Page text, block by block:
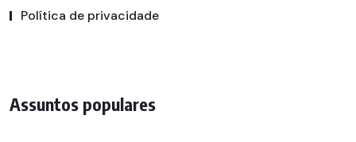
Política de privacidade
Assuntos populares